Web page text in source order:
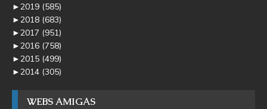
►2019 (585)
►2018 (683)
►2017 (951)
►2016 (758)
►2015 (499)
►2014 (305)
WEBS AMIGAS